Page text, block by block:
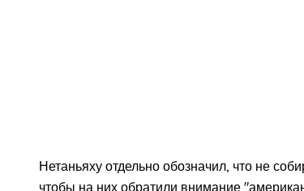
Нетаньяху отдельно обозначил, что не
чтобы на них обратили внимание